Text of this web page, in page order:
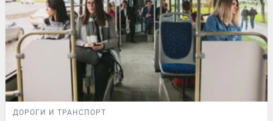
ДОРОГИ И ТРАНСПОРТ